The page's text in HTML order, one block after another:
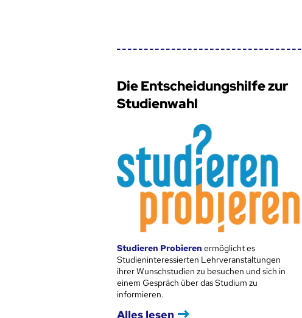
Die Entscheidungshilfe zur
Studienwahl
Studieren Probieren ermöglicht es
Studieninteressierten Lehrveranstaltungen
ihrer Wunschstudien zu besuchen und sich in
einem Gespräch über das Studium zu
informieren.
Alles lesen